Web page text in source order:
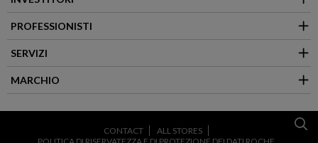
PROFESSIONISTI
SERVIZI
MARCHIO
CONTACT
ALL STORES